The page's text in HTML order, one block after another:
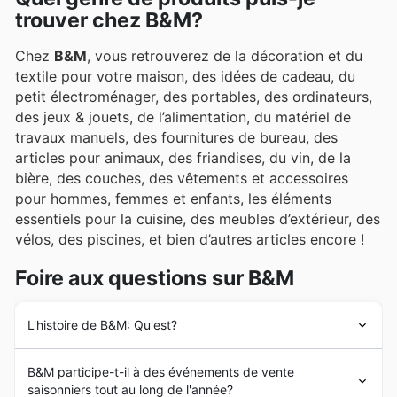
trouver chez B&M?
Chez B&M, vous retrouverez de la décoration et du
textile pour votre maison, des idées de cadeau, du
petit électroménager, des portables, des ordinateurs,
des jeux & jouets, de l’alimentation, du matériel de
travaux manuels, des fournitures de bureau, des
articles pour animaux, des friandises, du vin, de la
bière, des couches, des vêtements et accessoires
pour hommes, femmes et enfants, les éléments
essentiels pour la cuisine, des meubles d’extérieur, des
vélos, des piscines, et bien d’autres articles encore !
Foire aux questions sur B&M
L'histoire de B&M: Qu'est?
“Billington & Mayman”. Le nom a ensuite été modifié en
B&M participe-t-il à des événements de vente
saisonniers tout au long de l'année?